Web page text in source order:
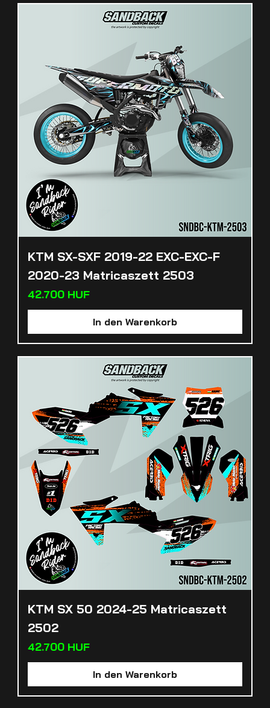
KTM SX-SXF 2019-22 EXC-EXC-F
2020-23 Matricaszett 2503
Preis
42.700 HUF
In den Warenkorb
KTM SX 50 2024-25 Matricaszett
2502
Preis
42.700 HUF
In den Warenkorb